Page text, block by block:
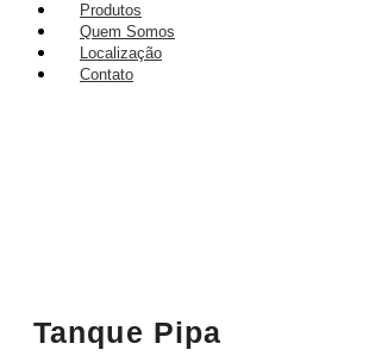
Produtos
Quem Somos
Localização
Contato
Tanque Pipa